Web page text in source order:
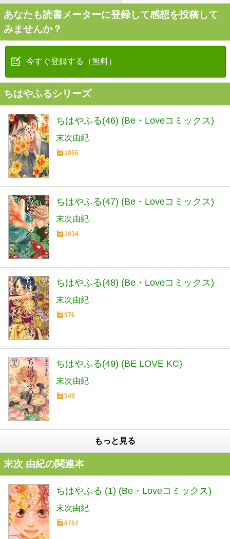
あなたも読書メーターに登録して感想を投稿して
みませんか？
今すぐ登録する（無料）
ちはやふるシリーズ
ちはやふる(46) (Be・Loveコミックス)
末次由紀
1056
ちはやふる(47) (Be・Loveコミックス)
末次由紀
1034
ちはやふる(48) (Be・Loveコミックス)
末次由紀
976
ちはやふる(49) (BE LOVE KC)
末次由紀
949
もっと見る
末次 由紀の関連本
ちはやふる (1) (Be・Loveコミックス)
末次由紀
8762